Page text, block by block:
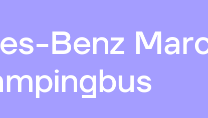
Benz